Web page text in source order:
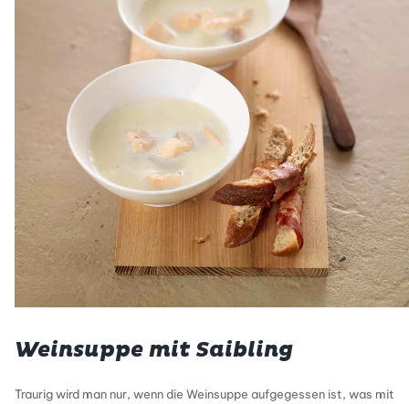
Weinsuppe mit Saibling
Traurig wird man nur, wenn die Weinsuppe aufgegessen ist, was mit